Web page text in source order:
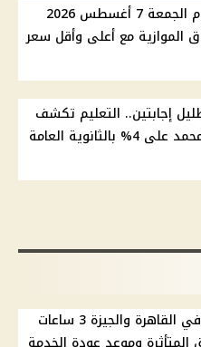
أسعار الدولار اليوم الجمعة 7 أغسطس 2026
الموازية مع أعلى وأقل سعر
إجابتين.. التعليم تكشف
العامة
قطع مياه الشرب في القاهرة والجيزة 3 ساعات